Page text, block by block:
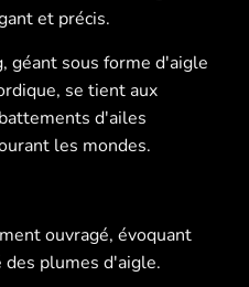
et précis.
géant sous forme d'aigle
se tient aux
d'ailes
les mondes.
ouvragé, évoquant
plumes d'aigle.